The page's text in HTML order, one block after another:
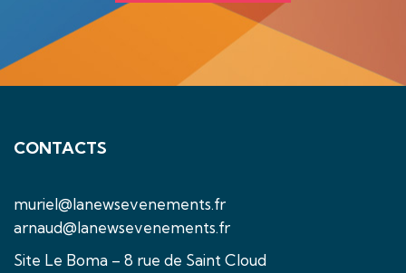
CONTACTS
muriel@lanewsevenements.fr
arnaud@lanewsevenements.fr
Site Le Boma – 8 rue de Saint Cloud